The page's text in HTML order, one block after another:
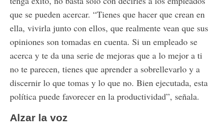
que se pueden acercar. “Tienes que hacer que crean en
ella, vivirla junto con ellos, que realmente vean que sus
opiniones son tomadas en cuenta. Si un empleado se
acerca y te da una serie de mejoras que a lo mejor a ti
no te parecen, tienes que aprender a sobrellevarlo y a
discernir lo que tomas y lo que no. Bien ejecutada, esta
política puede favorecer en la productividad”, señala.
Alzar la voz